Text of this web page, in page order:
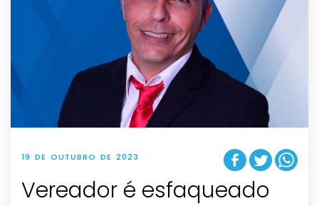
19 DE OUTUBRO DE 2023
Vereador é esfaqueado